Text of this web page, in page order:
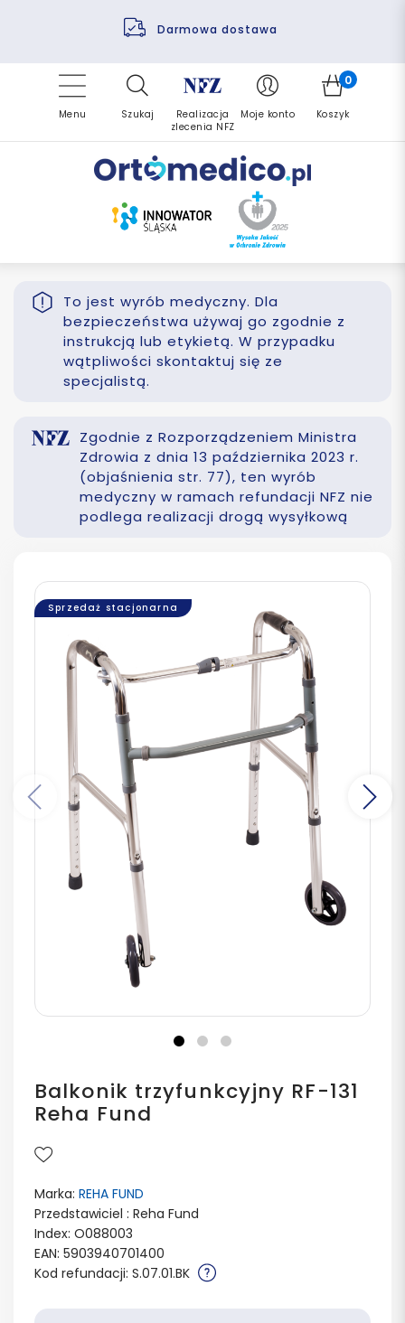
Darmowa dostawa
Pomoc fizjoterapeuty
Finansowanie PFRON
Refundacja NFZ
Zrealizuj zlecenie ponownie
Menu Szukaj
Realizacja
zlecenia NFZ
Moje konto
0
Koszyk
To jest wyrób medyczny. Dla
bezpieczeństwa używaj go zgodnie z
instrukcją lub etykietą. W przypadku
wątpliwości skontaktuj się ze
specjalistą.
Zgodnie z Rozporządzeniem Ministra
Zdrowia z dnia 13 października 2023 r.
(objaśnienia str. 77), ten wyrób
medyczny w ramach refundacji NFZ nie
podlega realizacji drogą wysyłkową
Sprzedaż stacjonarna
Poprzedni
Balkonik trzyfunkcyjny RF-131
Reha Fund
Marka: REHA FUND
Przedstawiciel : Reha Fund
Index: O088003
EAN: 5903940701400
Kod refundacji: S.07.01.BK